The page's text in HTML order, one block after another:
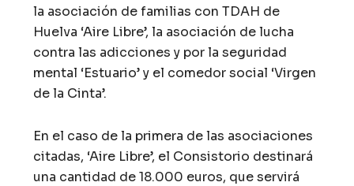
la asociación de familias con TDAH de
Huelva ‘Aire Libre’, la asociación de lucha
contra las adicciones y por la seguridad
mental ‘Estuario’ y el comedor social ‘Virgen
de la Cinta’.
En el caso de la primera de las asociaciones
citadas, ‘Aire Libre’, el Consistorio destinará
una cantidad de 18.000 euros, que servirá